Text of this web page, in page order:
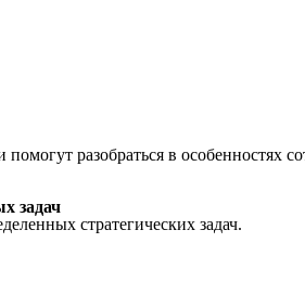
разобраться в особенностях
задач
стратегических задач.